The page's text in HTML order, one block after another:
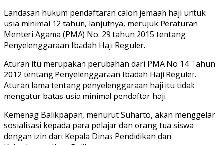
Landasan hukum pendaftaran calon jemaah haji untuk
usia minimal 12 tahun, lanjutnya, merujuk Peraturan
Menteri Agama (PMA) No. 29 tahun 2015 tentang
Penyelenggaraan Ibadah Haji Reguler.
Aturan itu merupakan perubahan dari PMA No 14 Tahun
2012 tentang Penyelenggaraan Ibadah Haji Reguler.
Aturan lama tentang penyelenggaraan haji itu tidak
mengatur batas usia minimal pendaftar haji.
Kemenag Balikpapan, menurut Suharto, akan menggelar
sosialisasi kepada para pelajar dan orang tua siswa
dengan izin dari Kepala Dinas Pendidikan dan